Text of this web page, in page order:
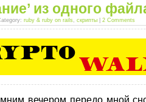
из одного
ruby & ruby on rails, скрипты 2 Comments
вечером передо мной